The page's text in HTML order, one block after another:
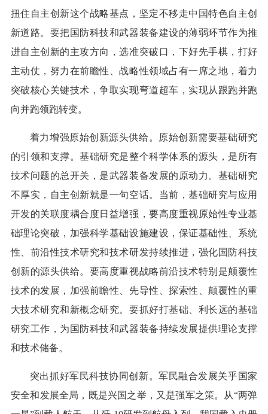
扭住自主创新这个战略基点，坚定不移走中国特色自主创
新道路。要把国防科技和武器装备建设的薄弱环节作为推
进自主创新的主攻方向，选准突破口，下好先手棋，打好
主动仗，努力在前瞻性、战略性领域占有一席之地，着力
突破核心关键技术，争取实现弯道超车，实现从跟跑并跑
向并跑领跑转变。
着力增强原始创新源头供给。原始创新需要基础研究
的引领和支撑。基础研究是整个科学体系的源头，是所有
技术问题的总开关，是武器装备发展的原动力。基础研究
不厚实，自主创新就是一句空话。当前，基础研究与应用
开发的关联度耦合度日益增强，要高度重视原始性专业基
础理论突破，加强科学基础设施建设，保证基础性、系统
性、前沿性技术研究和技术研发持续推进，强化国防科技
创新的源头供给。要高度重视战略前沿技术特别是颠覆性
技术的发展，加强前瞻性、先导性、探索性、颠覆性的重
大技术研究和新概念研究。要抓好打基础、利长远的基础
研究工作，为国防科技和武器装备持续发展提供理论支撑
和技术储备。
突出抓好军民科技协同创新。军民融合发展关乎国家
安全和发展全局，既是兴国之举，又是强军之策。从“两弹